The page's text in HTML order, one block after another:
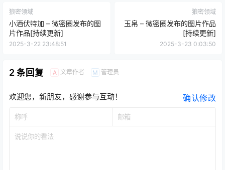
狼密领域
小酒伏特加 – 微密圈发布的图
片作品[持续更新]
2025-3-22 23:48:51
狼密领域
玉帛 – 微密圈发布的图片作品
[持续更新]
2025-3-23 0:03:50
2 条回复 A 文章作者 M 管理员
欢迎您，新朋友，感谢参与互动！ 确认修改